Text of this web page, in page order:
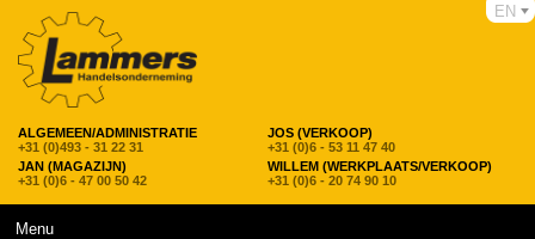
ALGEMEEN/ADMINISTRATIE
+31 (0)493 - 31 22 31
JOS (VERKOOP)
+31 (0)6 - 53 11 47 40
JAN (MAGAZIJN)
+31 (0)6 - 47 00 50 42
WILLEM (WERKPLAATS/VERKOOP)
+31 (0)6 - 20 74 90 10
EN
Menu